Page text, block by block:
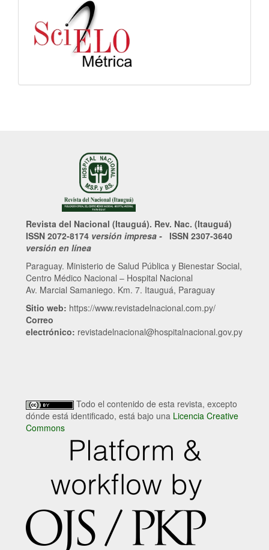
Revista del Nacional (Itauguá). Rev. Nac. (Itauguá)
ISSN 2072-8174 versión impresa - ISSN 2307-3640
versión en línea
Paraguay. Ministerio de Salud Pública y Bienestar Social,
Centro Médico Nacional – Hospital Nacional
Av. Marcial Samaniego. Km. 7. Itauguá, Paraguay
Sitio web: https://www.revistadelnacional.com.py/
Correo
electrónico: revistadelnacional@hospitalnacional.gov.py
Todo el contenido de esta revista, excepto
dónde está identificado, está bajo una Licencia Creative
Commons